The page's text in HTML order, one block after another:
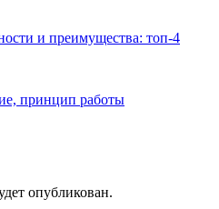
и преимущества: топ-4
принцип работы
опубликован.